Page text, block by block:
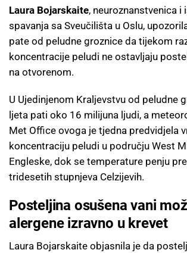
Laura Bojarskaite, neuroznanstvenica i
spavanja sa Sveučilišta u Oslu,
pate od peludne groznice da tijekom
koncentracije peludi ne ostavljaju
na otvorenom.
U Ujedinjenom Kraljevstvu od peludne
ljeta pati oko 16 milijuna ljudi, a
Met Office ovoga je tjedna predvidjela
koncentraciju peludi u području West
Engleske, dok se temperature penju
tridesetih stupnjeva Celzijevih.
Posteljina osušena vani
alergene izravno u krevet
Laura Bojarskaite objasnila je da